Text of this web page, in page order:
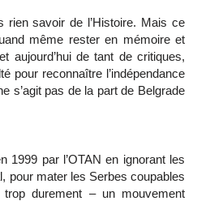
rien savoir de l’Histoire. Mais ce
même rester en mémoire et
aujourd’hui de tant de critiques,
pour reconnaître l’indépendance
s’agit pas de la part de Belgrade
1999 par l’OTAN en ignorant les
pour mater les Serbes coupables
trop durement – un mouvement